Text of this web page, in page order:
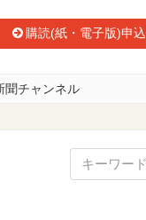
購読(紙・電子版)申込
聞チャンネル
の宿泊予約を開始